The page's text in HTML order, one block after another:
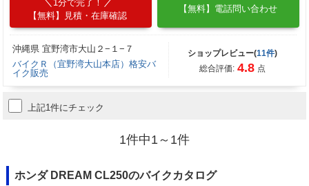
1分で完了！
【無料】見積・在庫確認
【無料】電話問い合わせ
沖縄県 宜野湾市大山２−１−７
バイクＲ（宜野湾大山本店）格安バ
イク販売
ショップレビュー(11件)
総合評価: 4.8 点
上記1件にチェック
1件中1～1件
ホンダ DREAM CL250のバイクカタログ